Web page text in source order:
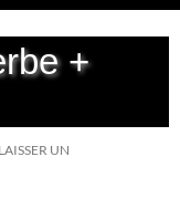
+
LAISSER UN